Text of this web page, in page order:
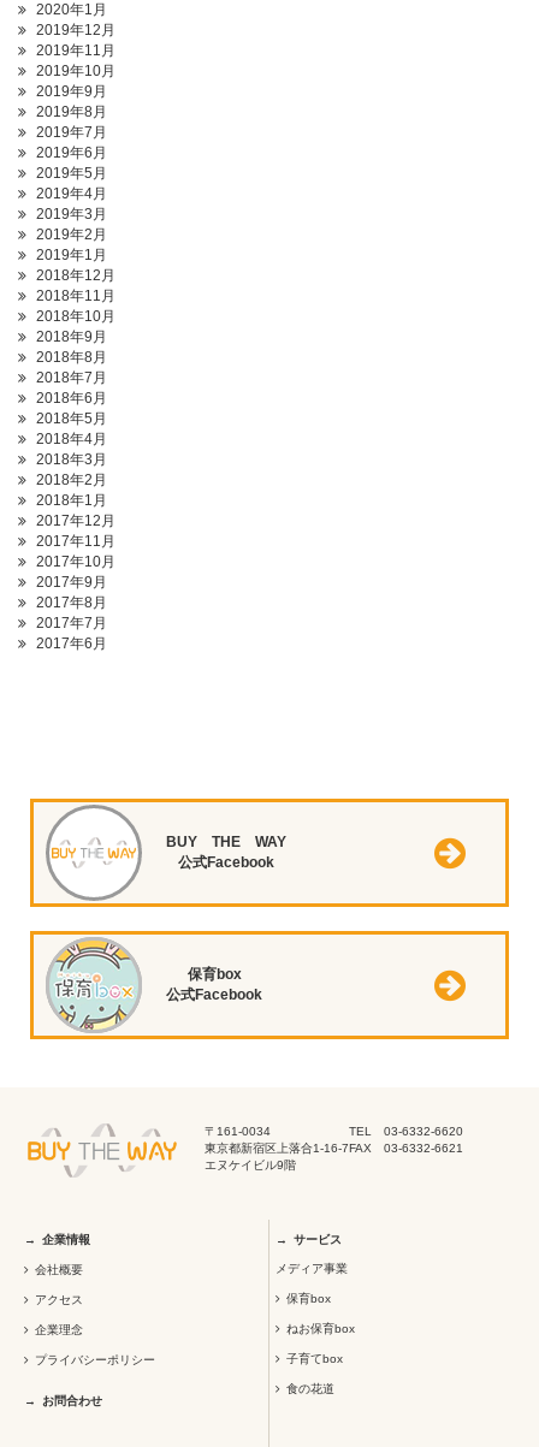
2020年1月
2019年12月
2019年11月
2019年10月
2019年9月
2019年8月
2019年7月
2019年6月
2019年5月
2019年4月
2019年3月
2019年2月
2019年1月
2018年12月
2018年11月
2018年10月
2018年9月
2018年8月
2018年7月
2018年6月
2018年5月
2018年4月
2018年3月
2018年2月
2018年1月
2017年12月
2017年11月
2017年10月
2017年9月
2017年8月
2017年7月
2017年6月
BUY THE WAY
公式Facebook
保育box
公式Facebook
〒161-0034
東京都新宿区上落合1-16-7
エヌケイビル9階
TEL 03-6332-6620
FAX 03-6332-6621
企業情報
会社概要
アクセス
企業理念
プライバシーポリシー
お問合わせ
サービス
メディア事業
保育box
ねお保育box
子育てbox
食の花道